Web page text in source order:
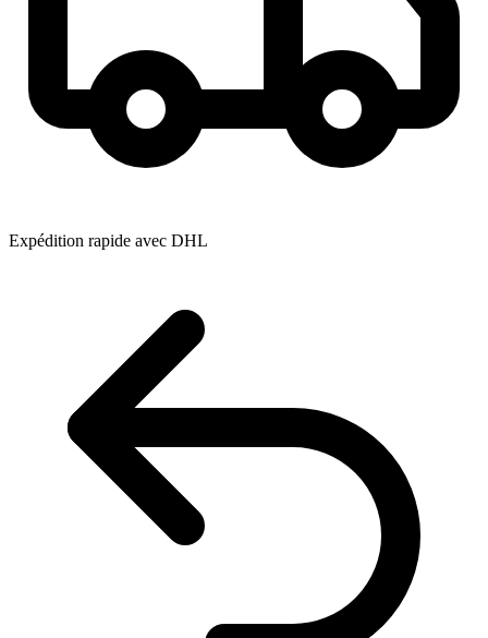
Expédition rapide avec DHL